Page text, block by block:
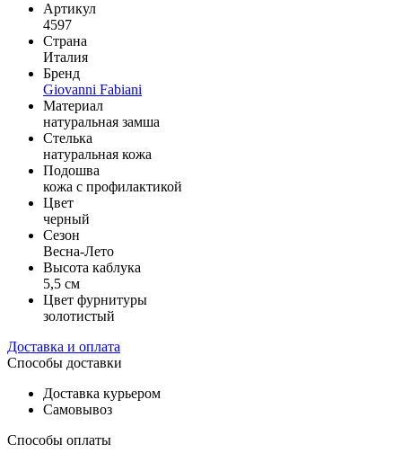
Артикул
4597
Страна
Италия
Бренд
Giovanni Fabiani
Материал
натуральная замша
Стелька
натуральная кожа
Подошва
кожа с профилактикой
Цвет
черный
Сезон
Весна-Лето
Высота каблука
5,5 см
Цвет фурнитуры
золотистый
Доставка и оплата
Способы доставки
Доставка курьером
Самовывоз
Способы оплаты